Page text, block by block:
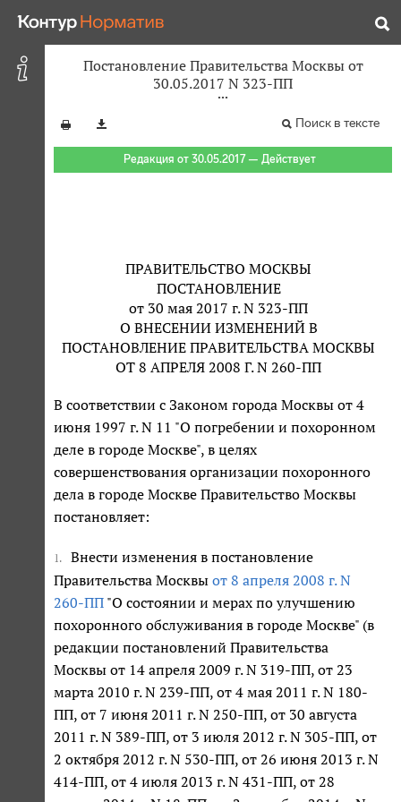
Постановление Правительства Москвы от
30.05.2017 N 323-ПП
Поиск в тексте
Редакция от 30.05.2017 — Действует
ПРАВИТЕЛЬСТВО МОСКВЫ
ПОСТАНОВЛЕНИЕ
от 30 мая 2017 г. N 323-ПП
О ВНЕСЕНИИ ИЗМЕНЕНИЙ В
ПОСТАНОВЛЕНИЕ ПРАВИТЕЛЬСТВА МОСКВЫ
ОТ 8 АПРЕЛЯ 2008 Г. N 260-ПП
В соответствии с Законом города Москвы от 4
июня 1997 г. N 11 "О погребении и похоронном
деле в городе Москве", в целях
совершенствования организации похоронного
дела в городе Москве Правительство Москвы
постановляет:
1.
Внести изменения в постановление
Правительства Москвы от 8 апреля 2008 г. N
260-ПП "О состоянии и мерах по улучшению
похоронного обслуживания в городе Москве" (в
редакции постановлений Правительства
Москвы от 14 апреля 2009 г. N 319-ПП, от 23
марта 2010 г. N 239-ПП, от 4 мая 2011 г. N 180-
ПП, от 7 июня 2011 г. N 250-ПП, от 30 августа
2011 г. N 389-ПП, от 3 июля 2012 г. N 305-ПП, от
2 октября 2012 г. N 530-ПП, от 26 июня 2013 г. N
414-ПП, от 4 июля 2013 г. N 431-ПП, от 28